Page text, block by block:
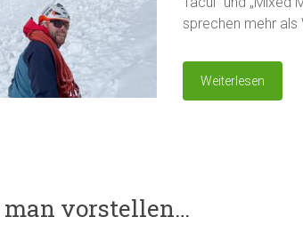
sprechen mehr als
Weiterlesen
man vorstellen…